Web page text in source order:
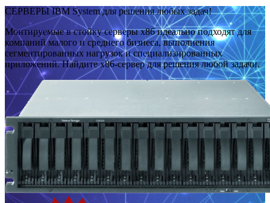
СЕРВЕРЫ IBM System для решения любых задач!
Монтируемые в стойку серверы x86 идеально подходят для
компаний малого и среднего бизнеса, выполнения
сегментированных нагрузок и специализированных
приложений. Найдите x86-сервер для решения любой задачи.